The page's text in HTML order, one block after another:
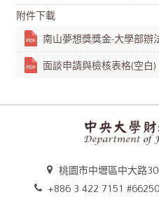
附件下載
南山夢想獎獎金-大學部辦
面談申請與檢核表格(空白)
桃園市中壢區中大路
+886 3 422 7151 #66250